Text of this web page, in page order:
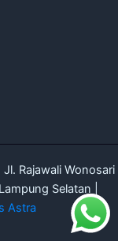
Jl. Rajawali Wonosari
Selatan |
Astra